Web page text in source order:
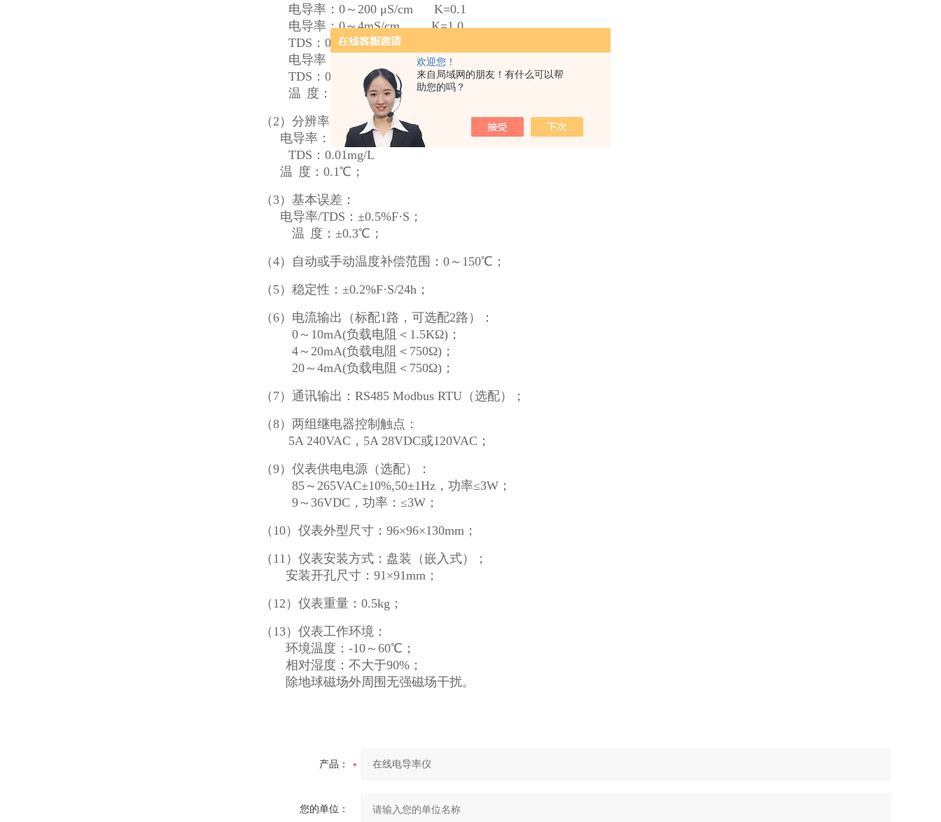
欢迎您！
来自局域网的朋友！有什么可以帮
助您的吗？
电导率： 0～200 μS/cm K=0.1
电导率：0～4mS/cm K=1.0
TDS ： 0～2000mg/L
电导率：
0～40mS/cm K=10.0
TDS ： 0～9999mg/L
温 度：
0～150.0℃（根据电极）；
（2）分辨率：
电导率：
0.001μS/cm；
0.01 mS/cm；
TDS ： 0.01mg/L
温 度： 0.1℃；
（ 3）基本误差：
电导率/TDS ： ±0.5%F·S；
温 度： ±0.3℃；
（4）自动或手动温度补偿范围：0～150℃；
（ 5）稳定性：±0.2%F·S/24h；
（6） 电流输出 （标配1路，可选配2路）：
0～ 10mA(负载电阻＜ 1.5KΩ)；
4～20mA(负载电阻＜ 750Ω)；
20～4mA(负载电阻＜ 750Ω)；
（ 7）通讯输出：RS485 Modbus RTU（选配）；
（8）两组继电器控制触点：
5A 240VAC，5A 28VDC或120VAC；
（9）仪表供电电源（选配）：
85～265VAC±10%,50±1Hz，功率≤3W；
9～36VDC，功率：≤3W；
（10）仪表外型尺寸： 96×96×130mm；
（ 11）仪表安装方式：盘装（嵌入式）；
安装开孔尺寸 ：91×91mm ；
（12 ）仪表重量： 0.5kg；
（ 13）仪表工作环境：
环境温度： -10～60℃；
相对湿度：不大于90%；
除地球磁场外周围无强磁场干扰。
产品：
您的单位：